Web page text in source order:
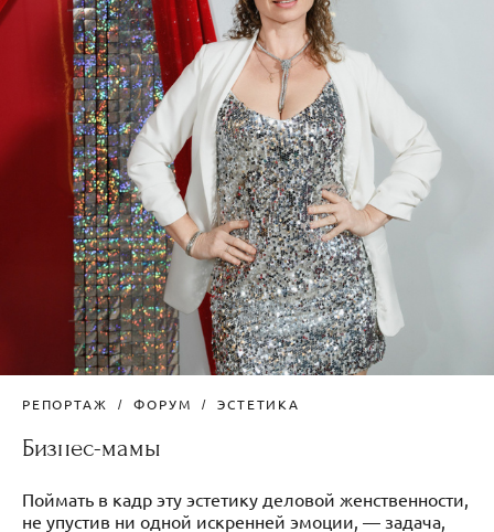
РЕПОРТАЖ ФОРУМ ЭСТЕТИКА
Бизнес-мамы
Поймать в кадр эту эстетику деловой женственности,
не упустив ни одной искренней эмоции, — задача,